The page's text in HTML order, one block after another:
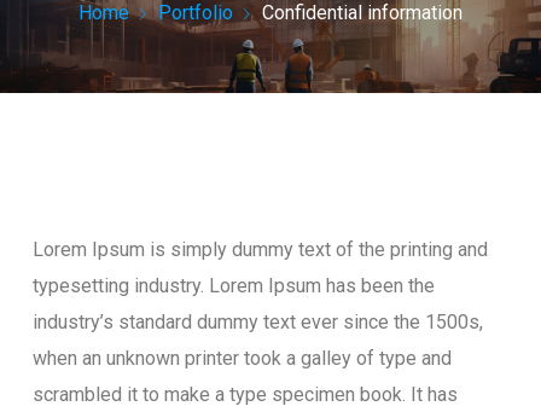
Home Portfolio Confidential information
Lorem Ipsum is simply dummy text of the printing and
typesetting industry. Lorem Ipsum has been the
industry’s standard dummy text ever since the 1500s,
when an unknown printer took a galley of type and
scrambled it to make a type specimen book. It has